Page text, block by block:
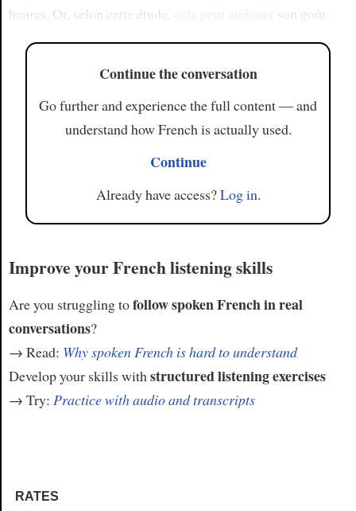
heures. Or, selon cette étude,
cela peut atténuer son goût.
Continue the conversation
Go further and experience the full content — and
understand how French is actually used.
Continue
Already have access?Log in.
Improve your French listening skills
Are you struggling tofollow spoken French in real
conversations?
→ Read: Why spoken French is hard to understand
Develop your skills withstructured listening exercises
→ Try: Practice with audio and transcripts
RATES